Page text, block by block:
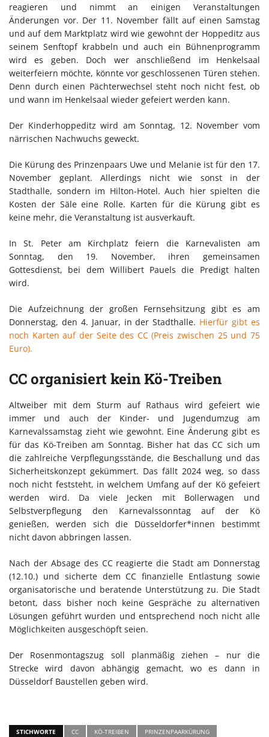
reagieren und nimmt an einigen Veranstaltungen
Änderungen vor. Der 11. November fällt auf einen Samstag
und auf dem Marktplatz wird wie gewohnt der Hoppeditz aus
seinem Senftopf krabbeln und auch ein Bühnenprogramm
wird es geben. Doch wer anschließend im Henkelsaal
weiterfeiern möchte, könnte vor geschlossenen Türen stehen.
Denn durch einen Pächterwechsel steht noch nicht fest, ob
und wann im Henkelsaal wieder gefeiert werden kann.
Der Kinderhoppeditz wird am Sonntag, 12. November vom
närrischen Nachwuchs geweckt.
Die Kürung des Prinzenpaars Uwe und Melanie ist für den 17.
November geplant. Allerdings nicht wie sonst in der
Stadthalle, sondern im Hilton-Hotel. Auch hier spielten die
Kosten der Säle eine Rolle. Karten für die Kürung gibt es
keine mehr, die Veranstaltung ist ausverkauft.
In St. Peter am Kirchplatz feiern die Karnevalisten am
Sonntag, den 19. November, ihren gemeinsamen
Gottesdienst, bei dem Willibert Pauels die Predigt halten
wird.
Die Aufzeichnung der großen Fernsehsitzung gibt es am
Donnerstag, den 4. Januar, in der Stadthalle. Hierfür gibt es
noch Karten auf der Seite des CC (Preis zwischen 25 und 75
Euro).
CC organisiert kein Kö-Treiben
Altweiber mit dem Sturm auf Rathaus wird gefeiert wie
immer und auch der Kinder- und Jugendumzug am
Karnevalssamstag zieht wie gewohnt. Eine Änderung gibt es
für das Kö-Treiben am Sonntag. Bisher hat das CC sich um
die zahlreiche Verpflegungsstände, die Beschallung und das
Sicherheitskonzept gekümmert. Das fällt 2024 weg, so dass
noch nicht feststeht, in welchem Umfang auf der Kö gefeiert
werden wird. Da viele Jecken mit Bollerwagen und
Selbstverpflegung den Karnevalssonntag auf der Kö
genießen, werden sich die Düsseldorfer*innen bestimmt
nicht davon abbringen lassen.
Nach der Absage des CC reagierte die Stadt am Donnerstag
(12.10.) und sicherte dem CC finanzielle Entlastung sowie
organisatorische und beratende Unterstützung zu. Die Stadt
betont, dass bisher noch keine Gespräche zu alternativen
Lösungen geführt wurden und entsprechend noch nicht alle
Möglichkeiten ausgeschöpft seien.
Der Rosenmontagszug soll planmäßig ziehen – nur die
Strecke wird davon abhängig gemacht, wo es dann in
Düsseldorf Baustellen geben wird.
STICHWORTE CC KÖ-TREIBEN PRINZENPAARKÜRUNG